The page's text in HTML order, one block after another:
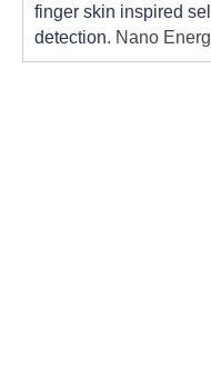
finger skin inspired
detection. Nano